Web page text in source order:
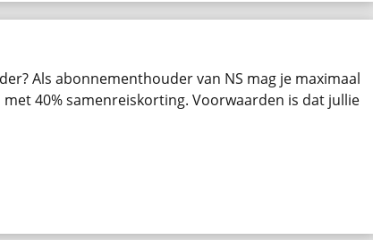
Als abonnementhouder van NS mag je maximaal
40% samenreiskorting. Voorwaarden is dat jullie